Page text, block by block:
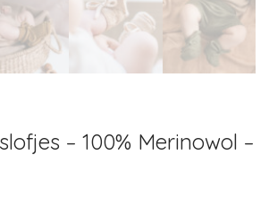
– 100% Merinowol –